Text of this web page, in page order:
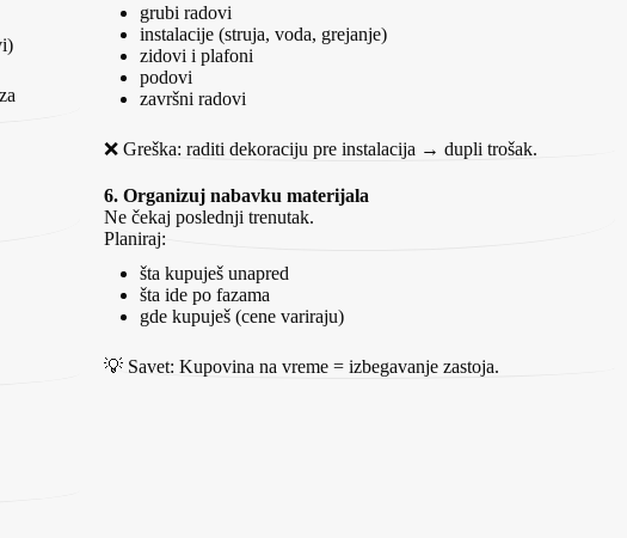
za
grubi radovi
instalacije (struja, voda, grejanje)
zidovi i plafoni
podovi
završni radovi
❌ Greška: raditi dekoraciju pre instalacija → dupli trošak.
6. Organizuj nabavku materijala
Ne čekaj poslednji trenutak.
Planiraj:
šta kupuješ unapred
šta ide po fazama
gde kupuješ (cene variraju)
💡 Savet: Kupovina na vreme = izbegavanje zastoja.